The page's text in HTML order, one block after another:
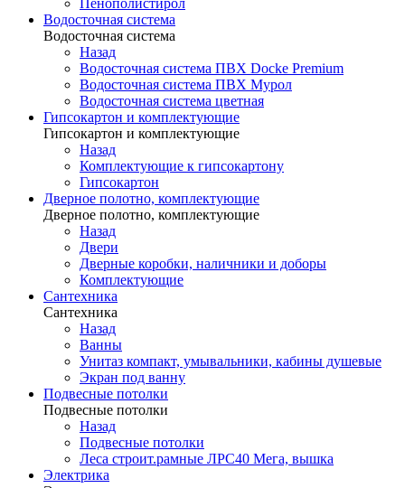
Пенополистирол
Водосточная система
Водосточная система
Назад
Водосточная система ПВХ Docke Premium
Водосточная система ПВХ Мурол
Водосточная система цветная
Гипсокартон и комплектующие
Гипсокартон и комплектующие
Назад
Комплектующие к гипсокартону
Гипсокартон
Дверное полотно, комплектующие
Дверное полотно, комплектующие
Назад
Двери
Дверные коробки, наличники и доборы
Комплектующие
Сантехника
Сантехника
Назад
Ванны
Унитаз компакт, умывальники, кабины душевые
Экран под ванну
Подвесные потолки
Подвесные потолки
Назад
Подвесные потолки
Леса строит.рамные ЛРС40 Мега, вышка
Электрика